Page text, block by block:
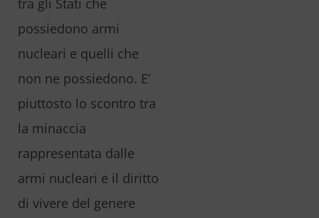
tra gli Stati che
possiedono armi
nucleari e quelli che
non ne possiedono. E’
piuttosto lo scontro tra
la minaccia
rappresentata dalle
armi nucleari e il diritto
di vivere del genere